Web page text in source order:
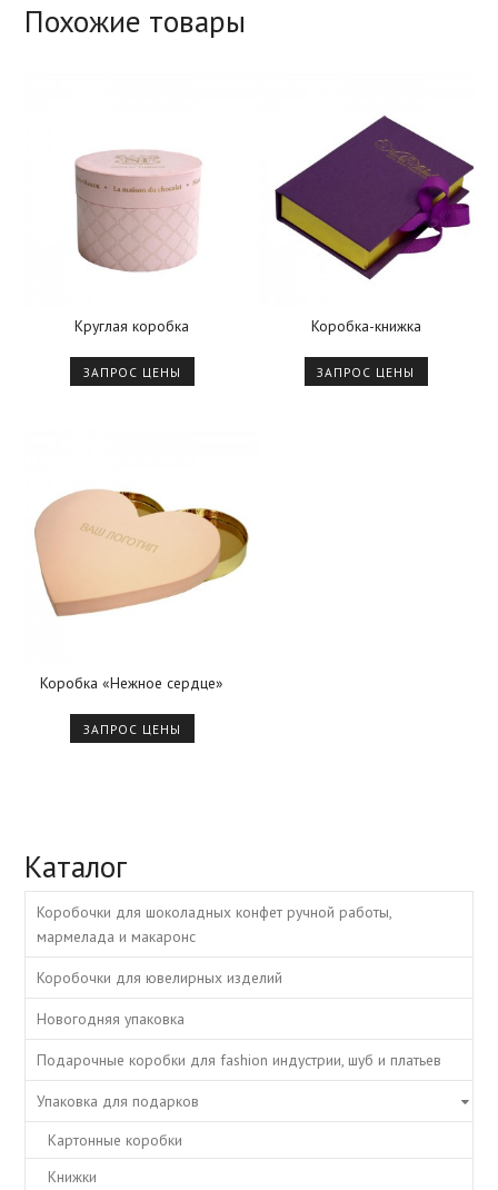
Похожие товары
Круглая коробка
ЗАПРОС ЦЕНЫ
Коробка-книжка
ЗАПРОС ЦЕНЫ
Коробка «Нежное сердце»
ЗАПРОС ЦЕНЫ
Каталог
Коробочки для шоколадных конфет ручной работы,
мармелада и макаронс
Коробочки для ювелирных изделий
Новогодняя упаковка
Подарочные коробки для fashion индустрии, шуб и платьев
Упаковка для подарков
Картонные коробки
Книжки